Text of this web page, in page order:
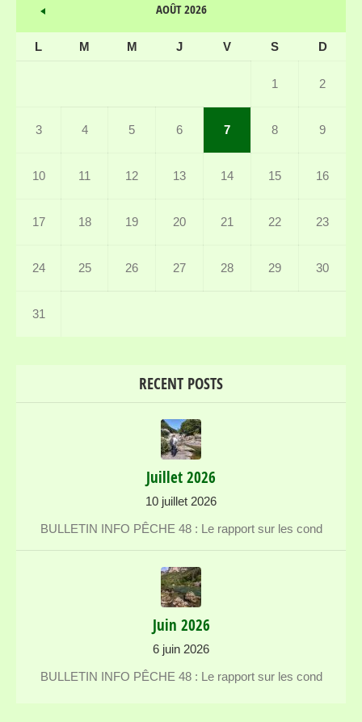
AOÛT 2026
L M M J V S D
1 2
3 4 5 6 7 8 9
10 11 12 13 14 15 16
17 18 19 20 21 22 23
24 25 26 27 28 29 30
31
RECENT POSTS
Juillet 2026
10 juillet 2026
BULLETIN INFO PÊCHE 48 : Le rapport sur les cond
Juin 2026
6 juin 2026
BULLETIN INFO PÊCHE 48 : Le rapport sur les cond